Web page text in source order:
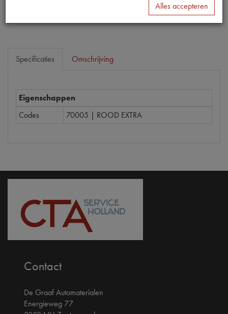
Specificaties Omschrijving
Eigenschappen
Codes
70005 | ROOD EXTRA
Contact
De Graaf Automaterialen
Energieweg 77
Alles accepteren